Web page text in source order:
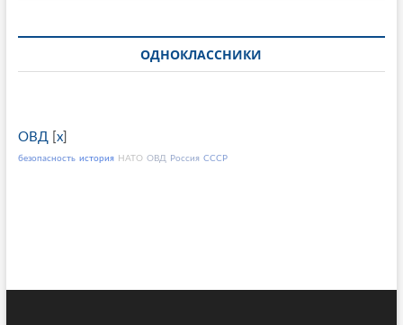
ОДНОКЛАССНИКИ
ОВД x]
безопасность история НАТО ОВД Россия СССР